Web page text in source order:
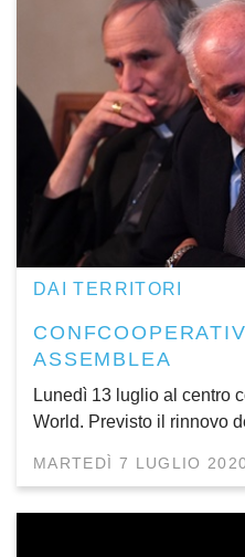
DAI TERRITORI
ASSEMBLEA
Lunedì 13 luglio al centro
World. Previsto il rinnovo
MARTEDÌ 7 LUGLIO 2020